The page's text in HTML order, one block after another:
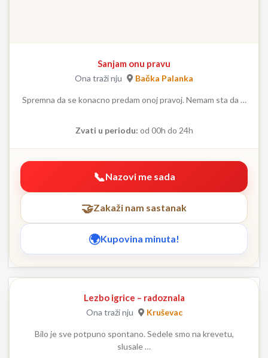
Sanjam onu pravu
Ona traži nju Bačka Palanka
Spremna da se konacno predam onoj pravoj. Nemam sta da …
Zvati u periodu: od 00h do 24h
Nazovi me sada
Zakaži nam sastanak
Kupovina minuta!
Lezbo igrice – radoznala
Ona traži nju Kruševac
Bilo je sve potpuno spontano. Sedele smo na krevetu,
slusale …